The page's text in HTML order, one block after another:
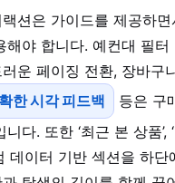
션은 가이드를 제공하
해야 합니다. 예컨대 필터
운 페이징 전환, 장바구
한 시각 피드백
등은 구
다. 또한 ‘최근 본 상품’,
데이터 기반 섹션을 하단